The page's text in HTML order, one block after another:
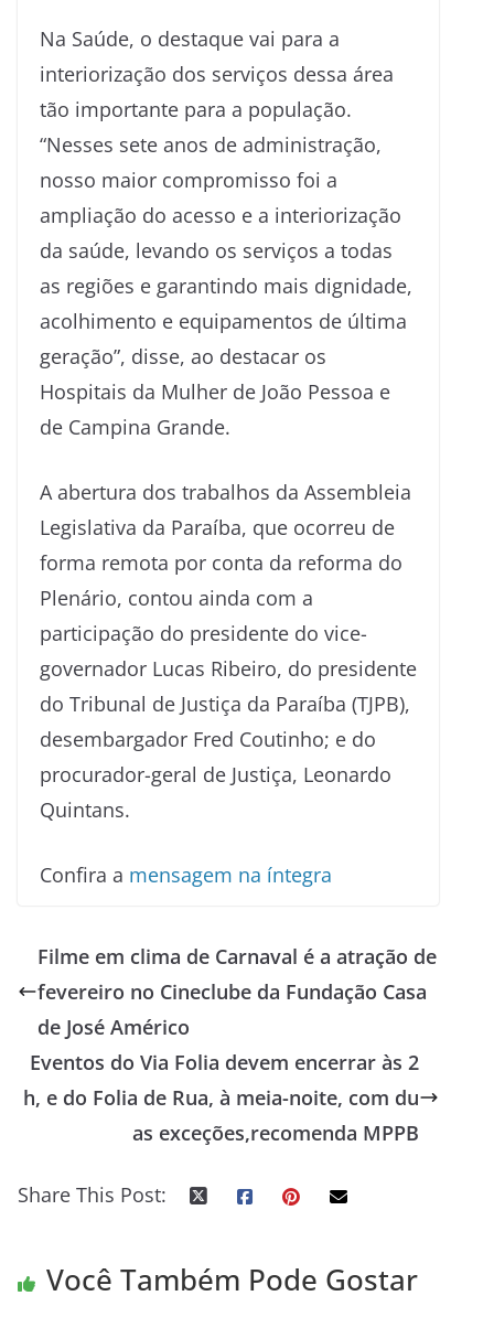
Na Saúde, o destaque vai para a
interiorização dos serviços dessa área
tão importante para a população.
“Nesses sete anos de administração,
nosso maior compromisso foi a
ampliação do acesso e a interiorização
da saúde, levando os serviços a todas
as regiões e garantindo mais dignidade,
acolhimento e equipamentos de última
geração”, disse, ao destacar os
Hospitais da Mulher de João Pessoa e
de Campina Grande.
A abertura dos trabalhos da Assembleia
Legislativa da Paraíba, que ocorreu de
forma remota por conta da reforma do
Plenário, contou ainda com a
participação do presidente do vice-
governador Lucas Ribeiro, do presidente
do Tribunal de Justiça da Paraíba (TJPB),
desembargador Fred Coutinho; e do
procurador-geral de Justiça, Leonardo
Quintans.
Confira a mensagem na íntegra
Filme em clima de Carnaval é a atração de
fevereiro no Cineclube da Fundação Casa
de José Américo
Eventos do Via Folia devem encerrar às 2
h, e do Folia de Rua, à meia-noite, com du
as exceções,recomenda MPPB
Share This Post:
Você Também Pode Gostar